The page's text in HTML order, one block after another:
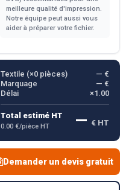
meilleure qualité d'impression.
Notre équipe peut aussi vous
aider à préparer votre fichier.
Textile (×0pièces)
— €
Marquage
— €
Délai
×1.00
Total estimé HT
0.00 €/pièce HT — € HT
Demander un devis gratuit